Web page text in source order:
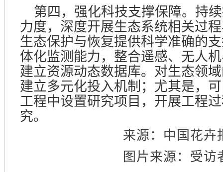
第四，强化科技支撑保障。持
力度，深度开展生态系统相关过
生态保护与恢复提供科学准确的
体化监测能力，整合遥感、无人
建立资源动态数据库。对生态领
建立多元化投入机制；尤其是，
工程中设置研究项目，开展工程
究。
来源：中国花卉
图片来源：受访